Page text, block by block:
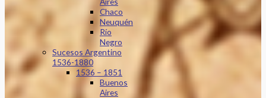
Chaco
Neuquén
Río
Negro
Sucesos Argentino
1536-1880
1536 – 1851
Buenos
Aires